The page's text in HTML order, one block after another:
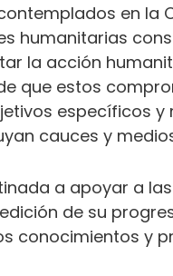
en la
humanitarias
la acción
que estos
específicos
cauces y
a apoyar a
de su
conocimientos y